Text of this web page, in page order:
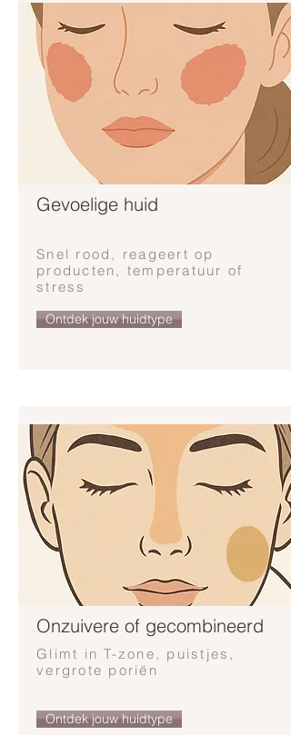
Gevoelige huid
Snel rood, reageert op
producten, temperatuur of
stress
Ontdek jouw huidtype
Onzuivere of gecombineerd
Glimt in T-zone, puistjes,
vergrote poriën
Ontdek jouw huidtype